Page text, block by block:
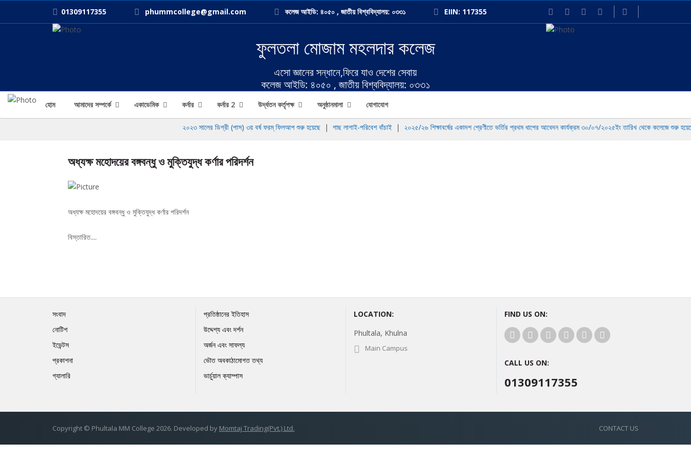
01309117355 phummcollege@gmail.com কলেজ আইডি: ৪০৫০ , জাতীয় বিশ্ববিদ্যালয়: ০৩৩১ EIIN: 117355
ফুলতলা মোজাম মহলদার কলেজ
এসো জ্ঞানের সন্ধানে,ফিরে যাও দেশের সেবায়
কলেজ আইডি: ৪০৫০ , জাতীয় বিশ্ববিদ্যালয়: ০৩৩১
হোম আমাদের সম্পর্কে একাডেমিক কর্নার কর্নার 2 উর্দ্ধতন কর্তৃপক্ষ অনুষ্ঠানমালা যোগাযোগ
২০২৩ সালের ডিগ্রী (পাস) ৩য় বর্ষ ফরম্ ফিলআপ শুরু হয়েছে| গাছ লাগাই-পরিবেশ বাঁচাই| ২০২৫/২৬ শিক্ষাবর্ষের একাদশ শ্রেণীতে ভর্তির প্রথম ধাপের আবেদন কার্যক্রম ৩০/০৭/২০২৫ইং তারিখ থেকে কলেজে শুরু
অধ্যক্ষ মহোদয়ের বঙ্গবন্ধু ও মুক্তিযুদ্ধ কর্ণার পরিদর্শন
অধ্যক্ষ মহোদয়ের বঙ্গবন্ধু ও মুক্তিযুদ্ধ কর্ণার পরিদর্শন
বিস্তারিত....
সংবাদ
নোটিশ
ইভেন্টস
প্রকাশনা
গ্যালারি
প্রতিষ্ঠানের ইতিহাস
উদ্দেশ্য এবং দর্শন
অর্জন এবং সাফল্য
ভৌত অবকাঠামোগত তথ্য
ভার্চুয়াল ক্যাম্পাস
LOCATION:
Phultala, Khulna
Main Campus
FIND US ON:
CALL US ON:
01309117355
Copyright © Phultala MM College 2026. Developed by Momtaj Trading(Pvt.) Ltd. CONTACT US